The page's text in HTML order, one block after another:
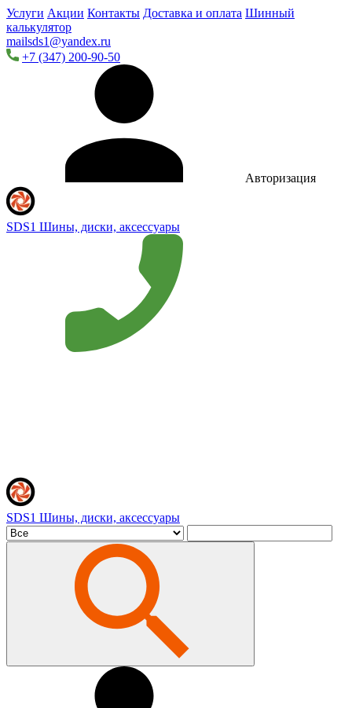
Услуги Акции Контакты Доставка и оплата Шинный
калькулятор
mailsds1@yandex.ru
+7 (347) 200-90-50
Авторизация
SDS1 Шины, диски, аксессуары
SDS1 Шины, диски, аксессуары